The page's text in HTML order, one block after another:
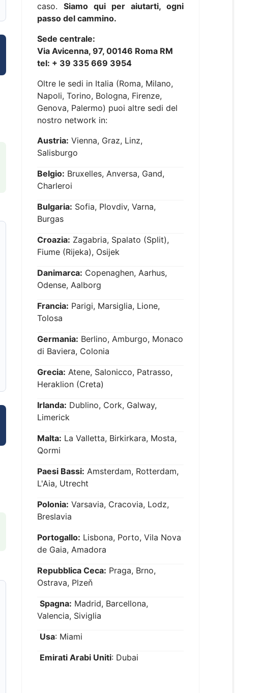
caso. Siamo qui per aiutarti, ogni
passo del cammino.
Sede centrale:
Via Avicenna, 97, 00146 Roma RM
tel: + 39 335 669 3954
Oltre le sedi in Italia (Roma, Milano,
Napoli, Torino, Bologna, Firenze,
Genova, Palermo) puoi altre sedi del
nostro network in:
Austria: Vienna, Graz, Linz,
Salisburgo
Belgio: Bruxelles, Anversa, Gand,
Charleroi
Bulgaria: Sofia, Plovdiv, Varna,
Burgas
Croazia: Zagabria, Spalato (Split),
Fiume (Rijeka), Osijek
Danimarca: Copenaghen, Aarhus,
Odense, Aalborg
Francia: Parigi, Marsiglia, Lione,
Tolosa
Germania: Berlino, Amburgo, Monaco
di Baviera, Colonia
Grecia: Atene, Salonicco, Patrasso,
Heraklion (Creta)
Irlanda: Dublino, Cork, Galway,
Limerick
Malta: La Valletta, Birkirkara, Mosta,
Qormi
Paesi Bassi: Amsterdam, Rotterdam,
L'Aia, Utrecht
Polonia: Varsavia, Cracovia, Lodz,
Breslavia
Portogallo: Lisbona, Porto, Vila Nova
de Gaia, Amadora
Repubblica Ceca: Praga, Brno,
Ostrava, Plzeň
Spagna: Madrid, Barcellona,
Valencia, Siviglia
Usa: Miami
Emirati Arabi Uniti: Dubai